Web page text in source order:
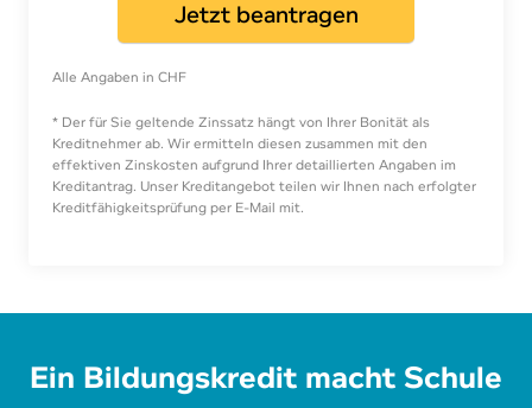
Alle Angaben in CHF
* Der für Sie geltende Zinssatz hängt von Ihrer Bonität als
Kreditnehmer ab. Wir ermitteln diesen zusammen mit den
effektiven Zinskosten aufgrund Ihrer detaillierten Angaben im
Kreditantrag. Unser Kreditangebot teilen wir Ihnen nach erfolgter
Kreditfähigkeitsprüfung per E-Mail mit.
Jetzt beantragen
Ein Bil­dungs­kre­dit macht Schule